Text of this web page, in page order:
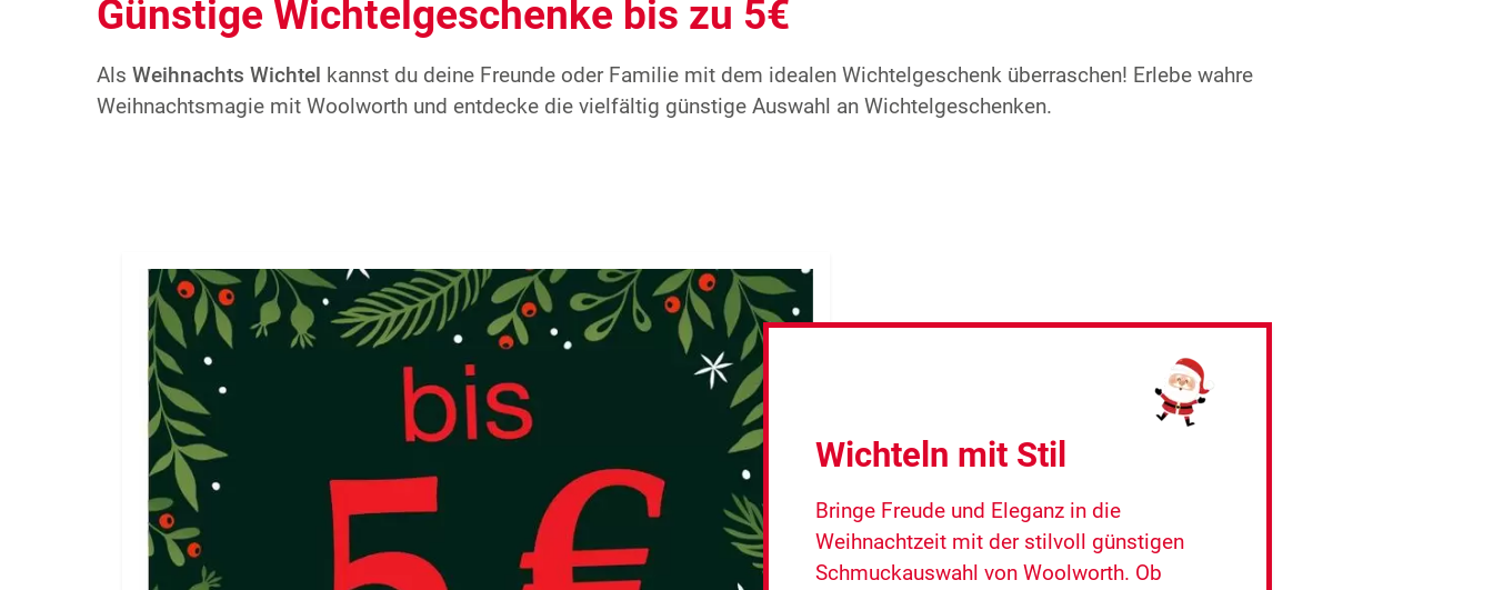
Günstige Wichtelgeschenke bis zu 5€
Als Weihnachts Wichtel kannst du deine Freunde oder Familie mit dem idealen Wichtelgeschenk überraschen! Erlebe wahre
Weihnachtsmagie mit Woolworth und entdecke die vielfältig günstige Auswahl an Wichtelgeschenken.
Wichteln mit Stil
Bringe Freude und Eleganz in die
Weihnachtzeit mit der stilvoll günstigen
Schmuckauswahl von Woolworth. Ob